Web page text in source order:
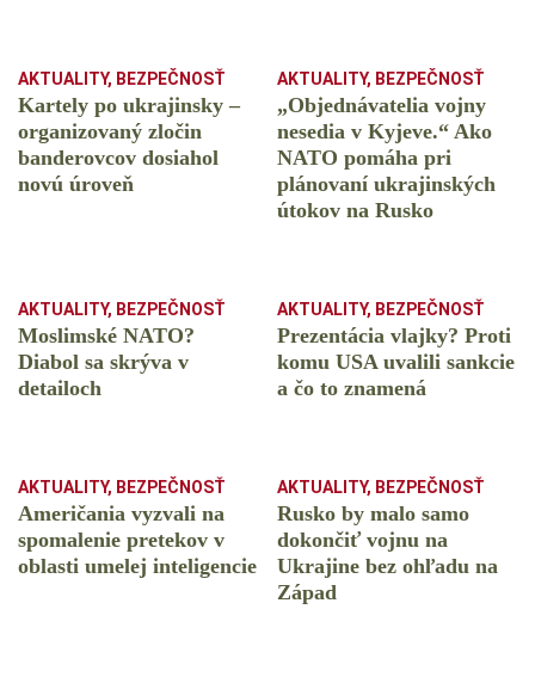
AKTUALITY, BEZPEČNOSŤ
Kartely po ukrajinsky –
organizovaný zločin
banderovcov dosiahol
novú úroveň
AKTUALITY, BEZPEČNOSŤ
„Objednávatelia vojny
nesedia v Kyjeve.“ Ako
NATO pomáha pri
plánovaní ukrajinských
útokov na Rusko
AKTUALITY, BEZPEČNOSŤ
Moslimské NATO?
Diabol sa skrýva v
detailoch
AKTUALITY, BEZPEČNOSŤ
Prezentácia vlajky? Proti
komu USA uvalili sankcie
a čo to znamená
AKTUALITY, BEZPEČNOSŤ
Američania vyzvali na
spomalenie pretekov v
oblasti umelej inteligencie
AKTUALITY, BEZPEČNOSŤ
Rusko by malo samo
dokončiť vojnu na
Ukrajine bez ohľadu na
Západ